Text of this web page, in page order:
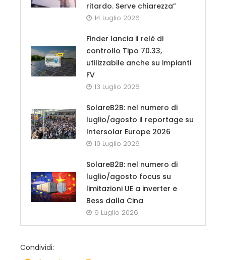
ritardo. Serve chiarezza”
14 Luglio 2026
Finder lancia il relè di
controllo Tipo 70.33,
utilizzabile anche su impianti
FV
13 Luglio 2026
SolareB2B: nel numero di
luglio/agosto il reportage su
Intersolar Europe 2026
10 Luglio 2026
SolareB2B: nel numero di
luglio/agosto focus su
limitazioni UE a inverter e
Bess dalla Cina
9 Luglio 2026
Condividi: